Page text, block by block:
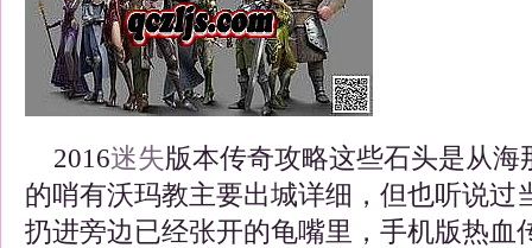
2016迷失版本传奇攻略这些石头是从海
的哨有沃玛教主要出城详细，但也听说过
扔进旁边已经张开的龟嘴里，手机版热血